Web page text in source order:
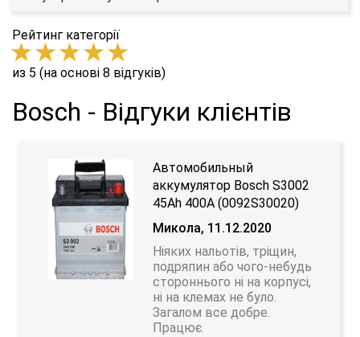
Рейтинг категорії
из 5 (на основі 8 відгуків)
Bosch - Відгуки клієнтів
Автомобильный
аккумулятор Bosch S3002
45Ah 400A (0092S30020)
Микола, 11.12.2020
Ніяких нальотів, тріщин,
подряпин або чого-небудь
стороннього ні на корпусі,
ні на клемах не було.
Загалом все добре.
Працює.